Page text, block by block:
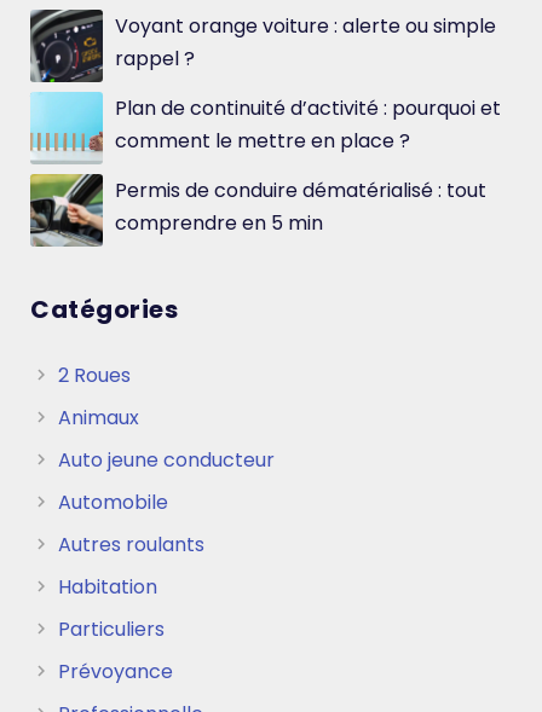
Voyant orange voiture : alerte ou simple
rappel ?
Plan de continuité d’activité : pourquoi et
comment le mettre en place ?
Permis de conduire dématérialisé : tout
comprendre en 5 min
Catégories
2 Roues
Animaux
Auto jeune conducteur
Automobile
Autres roulants
Habitation
Particuliers
Prévoyance